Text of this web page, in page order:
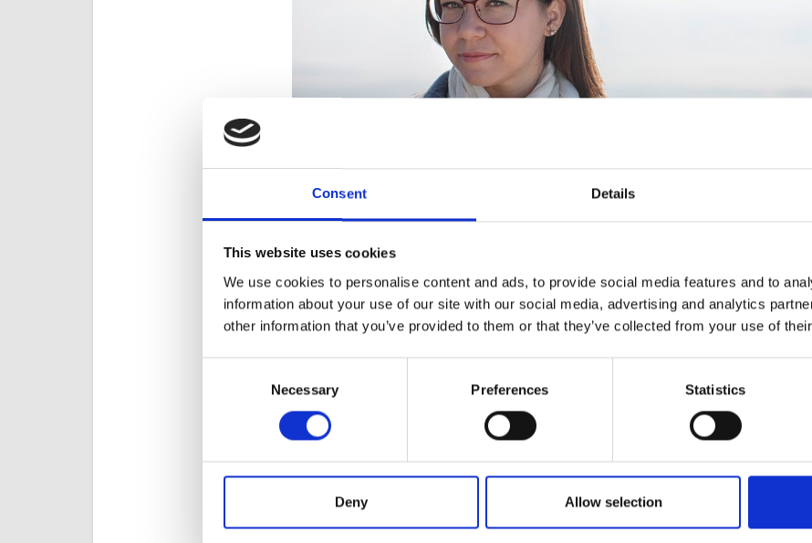
Consent Details
This website uses cookies
We use cookies to personalise content and ads, to provide social media features and to
information about your use of our site with our social media, advertising and analytics
other information that you’ve provided to them or that they’ve collected from your use of
Necessary Preferences Statistics
Deny Allow selection
Säännöstely ohjaa vesien käyttöä
Suomessa vesistöjen vedenkorkeutta ja virtaamia säädellään jatkuvasti. Säätelyyn
vesivoimalaitoksia ja muita vesien virtausta ohjaavia rakenteita. Säännöstely ohjaa
toimintaa ja sen avulla hillitään tulvia, edistetään kalanviljelyä, maankuivatusta ja
asettaa tiukat reunaehdot myös vesivoimalaitosten toiminnalle.
— Kansalaisten keskuudessa voimayhtiöt saavat usein syyt niskoilleen siitä, jos
poikkeuksellisen alhaalle, Rankila kertoo.
Todellisuudessa vesivoimalaitosten lupaehdot ja säännöstely määrittävät sen, miten
käyttää vesiä eri olosuhteissa.